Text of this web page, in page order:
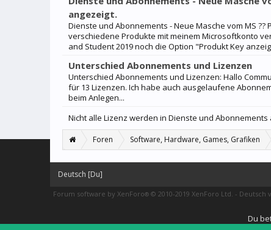
angezeigt.
Dienste und Abonnements - Neue Masche vom MS
verschiedene Produkte mit meinem Microsoftkonto
and Student 2019 noch die Option "Produkt Key
Unterschied Abonnements und Lizenzen
Unterschied Abonnements und Lizenzen: Hallo
für 13 Lizenzen. Ich habe auch ausgelaufene
beim Anlegen...
Nicht alle Lizenz werden in Dienste und
Foren Software, Hardware, Games, Grafiken
Deutsch [Du]
Forum software by XenForo® © 2010-2019 XenForo Ltd. - Deutsch
Du